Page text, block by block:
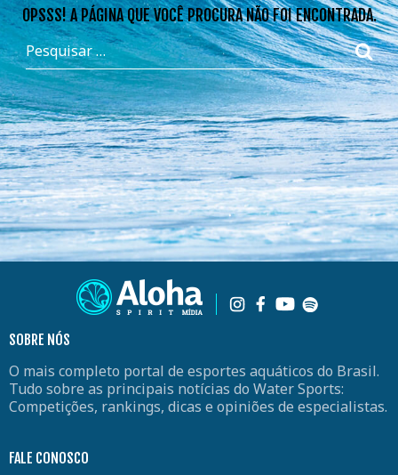
OPSSS! A PÁGINA QUE VOCÊ PROCURA NÃO FOI ENCONTRADA.
SOBRE NÓS
O mais completo portal de esportes aquáticos do Brasil.
Tudo sobre as principais notícias do Water Sports:
Competições, rankings, dicas e opiniões de especialistas.
FALE CONOSCO